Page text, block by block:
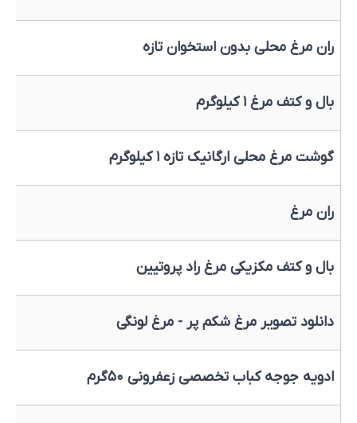
ران مرغ محلی بدون استخوان تازه
بال و کتف مرغ ۱ کیلوگرم
گوشت مرغ محلی ارگانیک تازه ۱ کیلوگرم
ران مرغ
بال و کتف مکزیکی مرغ راد پروتیین
دانلود تصویر مرغ شکم پر - مرغ لونگی
ادویه جوجه کباب تخصصی زعفرونی ۵۰گرم